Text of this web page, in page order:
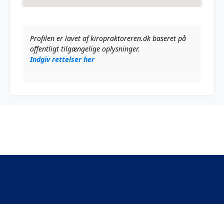
Profilen er lavet af kiropraktoreren.dk baseret på
offentligt tilgængelige oplysninger.
Indgiv rettelser her